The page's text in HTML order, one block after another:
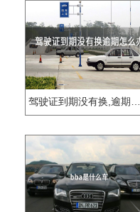
驾驶证到期没有换,逾期怎么办??